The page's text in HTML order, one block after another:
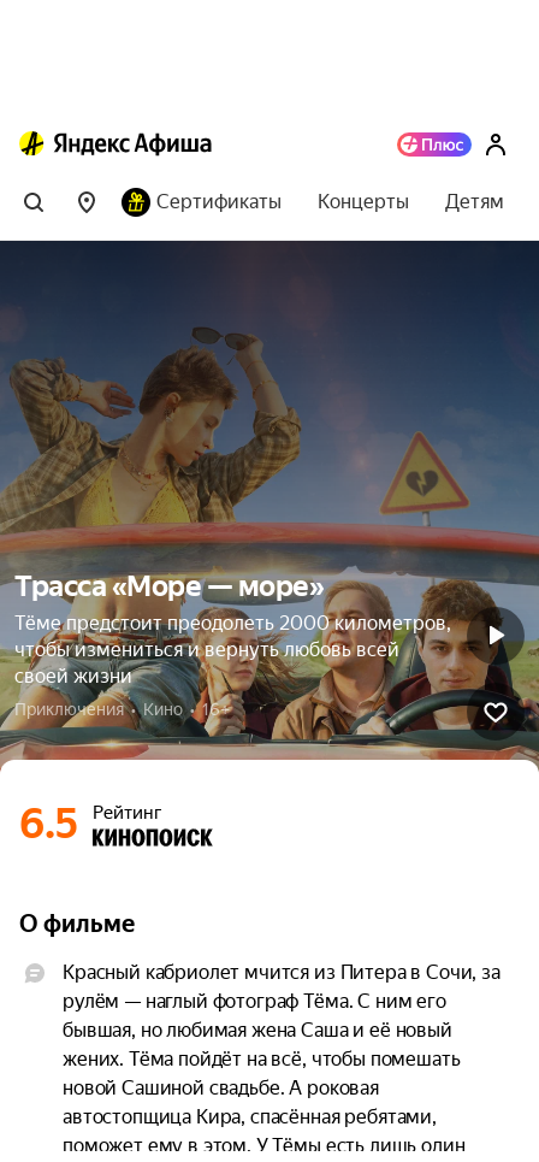
Сертификаты Концерты Детям
Трасса «Море — море»
Тёме предстоит преодолеть 2000 километров,
чтобы измениться и вернуть любовь всей
своей жизни
Приключения  •  Кино  •  16+
6.5 Рейтинг
О фильме
Красный кабриолет мчится из Питера в Сочи, за
рулём — наглый фотограф Тёма. С ним его
бывшая, но любимая жена Саша и её новый
жених. Тёма пойдёт на всё, чтобы помешать
новой Сашиной свадьбе. А роковая
автостопщица Кира, спасённая ребятами,
поможет ему в этом. У Тёмы есть лишь один